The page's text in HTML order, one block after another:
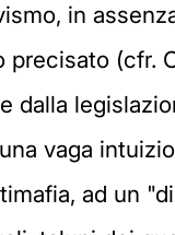
in
precisato (cfr.
dalla
vaga
ad un